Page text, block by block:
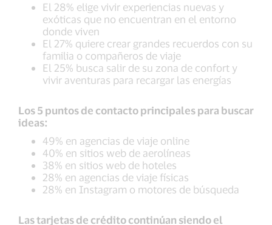
El 28% elige vivir experiencias nuevas y
exóticas que no encuentran en el entorno
donde viven
El 27% quiere crear grandes recuerdos con su
familia o compañeros de viaje
El 25% busca salir de su zona de confort y
vivir aventuras para recargar las energías
Los 5 puntos de contacto principales para buscar
ideas:
49% en agencias de viaje online
40% en sitios web de aerolíneas
38% en sitios web de hoteles
28% en agencias de viaje físicas
28% en Instagram o motores de búsqueda
Las tarjetas de crédito continúan siendo el